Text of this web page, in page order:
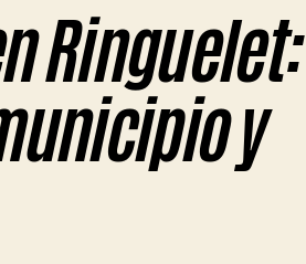
Ringuelet:
y